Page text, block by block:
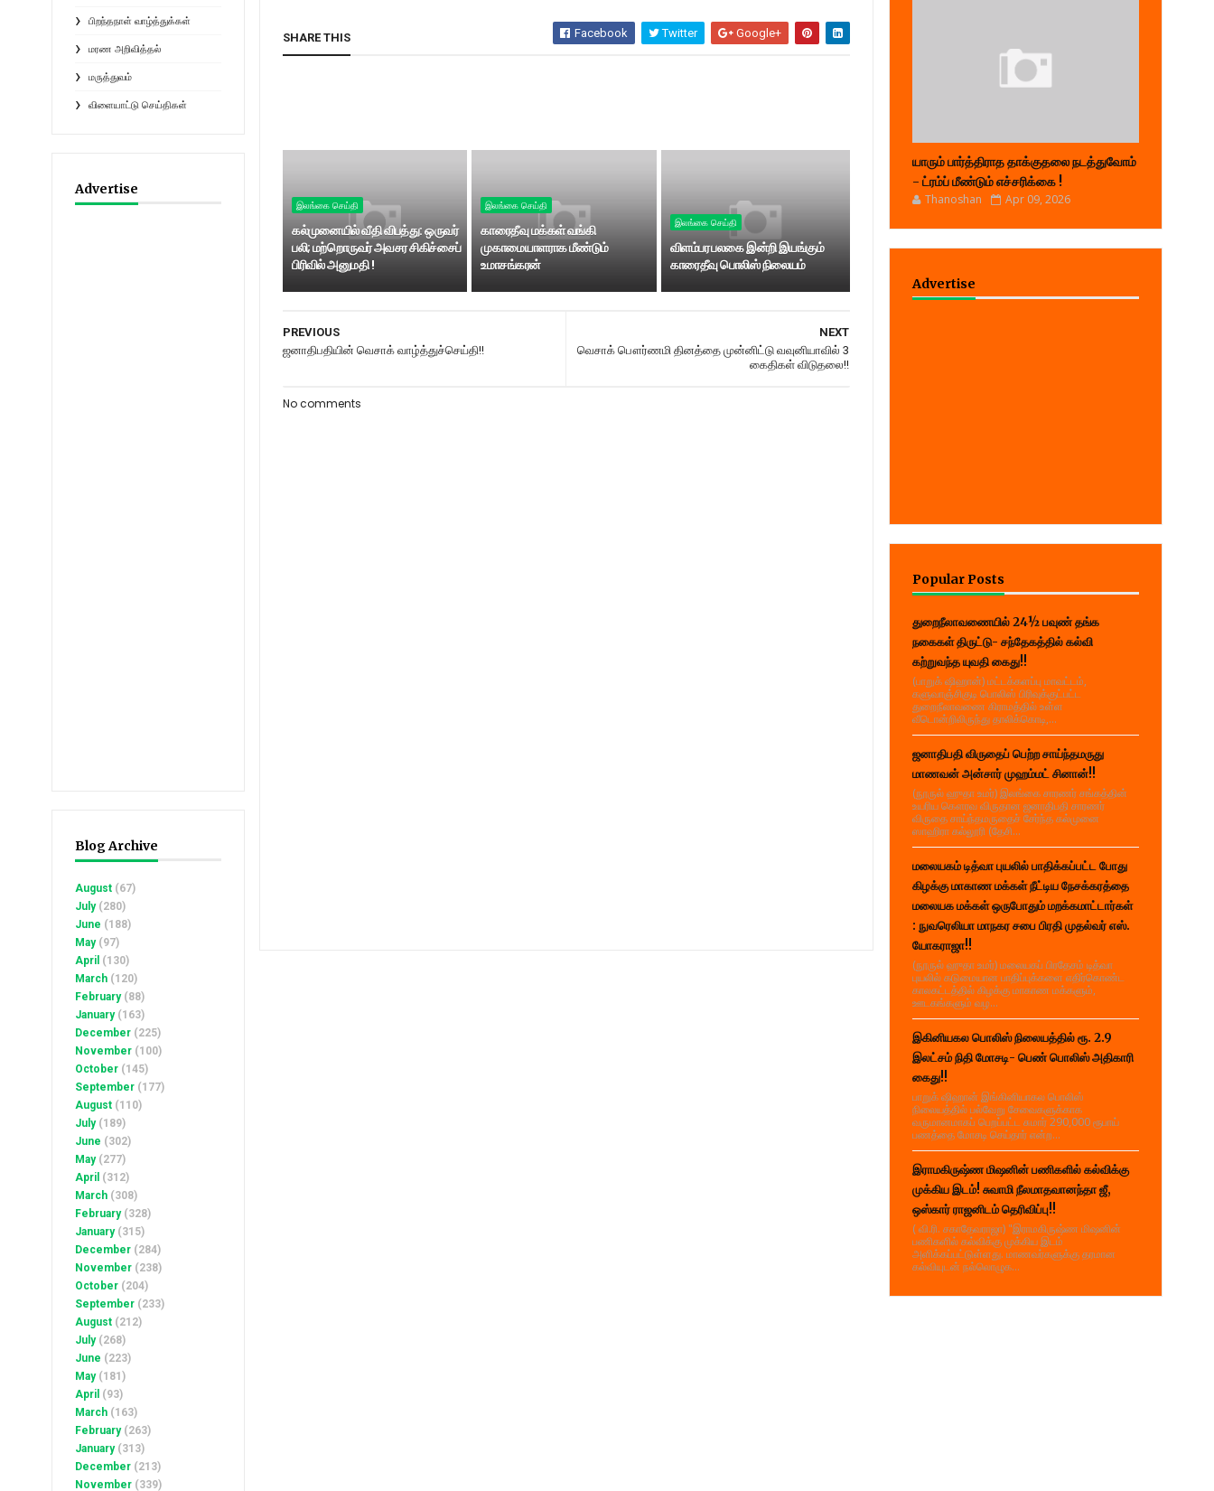
பிறந்தநாள் வாழ்த்துக்கள்
மரண அறிவித்தல்
மருத்துவம்
விளையாட்டு செய்திகள்
Advertise
Blog Archive
August (67)
July(280)
June (188)
May(97)
April (130)
March (120)
February(88)
January(163)
December (225)
November (100)
October (145)
September (177)
August (110)
July(189)
June (302)
May(277)
April (312)
March (308)
February(328)
January(315)
December (284)
November (238)
October (204)
September (233)
August (212)
July(268)
June (223)
May(181)
April (93)
March (163)
February(263)
January(313)
December (213)
November (339)
SHARE THIS Facebook Twitter Google+
இலங்கை செய்தி
கல்முனையில் வீதி விபத்து: ஒருவர்
பலி; மற்றொருவர் அவசர சிகிச்சைப்
பிரிவில் அனுமதி !
இலங்கை செய்தி
காரைதீவு மக்கள் வங்கி
முகாமையாளராக மீண்டும்
உமாசங்கரன்
இலங்கை செய்தி
விளம்பர பலகை இன்றி இயங்கும்
காரைதீவு பொலிஸ் நிலையம்
NEXT
வெசாக் பௌர்ணமி தினத்தை முன்னிட்டு வவுனியாவில் 3
கைதிகள் விடுதலை!!
PREVIOUS
ஜனாதிபதியின் வெசாக் வாழ்த்துச்செய்தி!!
No comments
யாரும் பார்த்திராத தாக்குதலை நடத்துவோம்
- ட்ரம்ப் மீண்டும் எச்சரிக்கை !
Thanoshan Apr 09, 2026
Advertise
Popular Posts
துறைநீலாவணையில் 24½ பவுண் தங்க
நகைகள் திருட்டு- சந்தேகத்தில் கல்வி
கற்றுவந்த யுவதி கைது!!
(பாறுக் ஷிஹான்) மட்டக்களப்பு மாவட்டம்,
களுவாஞ்சிகுடி பொலிஸ் பிரிவுக்குட்பட்ட
துறைநீலாவணை கிராமத்தில் உள்ள
வீடொன்றிலிருந்து தாலிக்கொடி,...
ஜனாதிபதி விருதைப் பெற்ற சாய்ந்தமருது
மாணவன் அன்சார் முஹம்மட் சினான்!!
(நூருல் ஹுதா உமர்) இலங்கை சாரணர் சங்கத்தின்
உயரிய கௌரவ விருதான ஜனாதிபதி சாரணர்
விருதை சாய்ந்தமருதைச் சேர்ந்த கல்முனை
ஸாஹிரா கல்லூரி (தேசி...
மலையகம் டித்வா புயலில் பாதிக்கப்பட்ட போது
கிழக்கு மாகாண மக்கள் நீட்டிய நேசக்கரத்தை
மலையக மக்கள் ஒருபோதும் மறக்கமாட்டார்கள்
: நுவரெலியா மாநகர சபை பிரதி முதல்வர் எஸ்.
யோகராஜா!!
(நூருல் ஹுதா உமர்) மலையகப் பிரதேசம் டித்வா
புயலில் கடுமையான பாதிப்புக்களை எதிர்கொண்ட
காலகட்டத்தில் கிழக்கு மாகாண மக்களும்,
ஊடகங்களும் வழ...
இகினியகல பொலிஸ் நிலையத்தில் ரூ. 2.9
இலட்சம் நிதி மோசடி- பெண் பொலிஸ் அதிகாரி
கைது!!
பாறுக் ஷிஹான் இங்கினியாகல பொலிஸ்
நிலையத்தில் பல்வேறு சேவைகளுக்காக
வருமானமாகப் பெறப்பட்ட சுமார் 290,000 ரூபாய்
பணத்தை மோசடி செய்தார் என்ற...
இராமகிருஷ்ண மிஷனின் பணிகளில் கல்விக்கு
முக்கிய இடம்! சுவாமி நீலமாதவானந்தா ஜீ,
ஒஸ்கார் ராஜனிடம் தெரிவிப்பு!!
( வி.ரி. சகாதேவராஜா) "இராமகிருஷ்ண மிஷனின்
பணிகளில் கல்விக்கு முக்கிய இடம்
அளிக்கப்பட்டுள்ளது. மாணவர்களுக்கு தரமான
கல்வியுடன் நல்லொழுக...